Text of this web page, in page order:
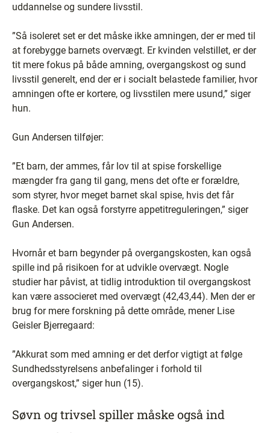
uddannelse og sundere livsstil.
”Så isoleret set er det måske ikke amningen, der er med til
at forebygge barnets overvægt. Er kvinden velstillet, er der
tit mere fokus på både amning, overgangskost og sund
livsstil generelt, end der er i socialt belastede familier, hvor
amningen ofte er kortere, og livsstilen mere usund,” siger
hun.
Gun Andersen tilføjer:
”Et barn, der ammes, får lov til at spise forskellige
mængder fra gang til gang, mens det ofte er forældre,
som styrer, hvor meget barnet skal spise, hvis det får
flaske. Det kan også forstyrre appetitreguleringen,” siger
Gun Andersen.
Hvornår et barn begynder på overgangskosten, kan også
spille ind på risikoen for at udvikle overvægt. Nogle
studier har påvist, at tidlig introduktion til overgangskost
kan være associeret med overvægt (42,43,44). Men der er
brug for mere forskning på dette område, mener Lise
Geisler Bjerregaard:
”Akkurat som med amning er det derfor vigtigt at følge
Sundhedsstyrelsens anbefalinger i forhold til
overgangskost,” siger hun (15).
Søvn og trivsel spiller måske også ind